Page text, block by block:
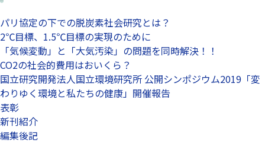
パリ協定の下での脱炭素社会研究とは？
2℃目標、1.5℃目標の実現のために
「気候変動」と「大気汚染」の問題を同時解決！！
CO2の社会的費用はおいくら？
国立研究開発法人国立環境研究所 公開シンポジウム2019「変
わりゆく環境と私たちの健康」開催報告
表彰
新刊紹介
編集後記